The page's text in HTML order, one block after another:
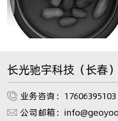
长光驰宇科技（长春
业务咨询：17606395103
公司邮箱：